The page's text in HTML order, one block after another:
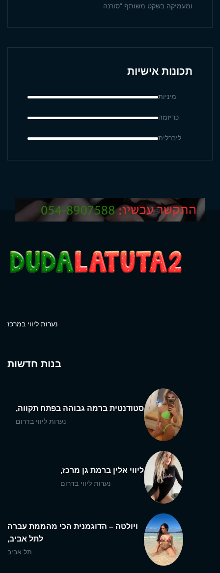
ומעמיקה בשקט משותף."סורנה
תכונות אישיות
מיניות
כריזמה
ליברלית
נערות ליווי במרכז
בנות חדשות
סטודנטית ברמה גבוהה בפתח תקווה,
נערות ליווי בדרום
ליווי אלין ברמת גן מרכז,
נערות ליווי בדרום
ויולטה – הדוגמנית הכי מהממת עברה
לתל אביב,
תל אביב